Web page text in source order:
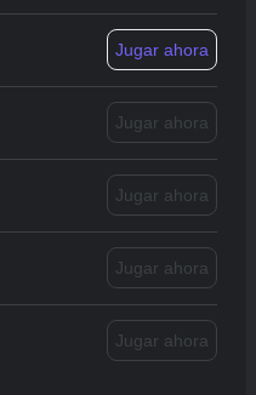
Jugar ahora
Jugar ahora
Jugar ahora
Jugar ahora
Jugar ahora